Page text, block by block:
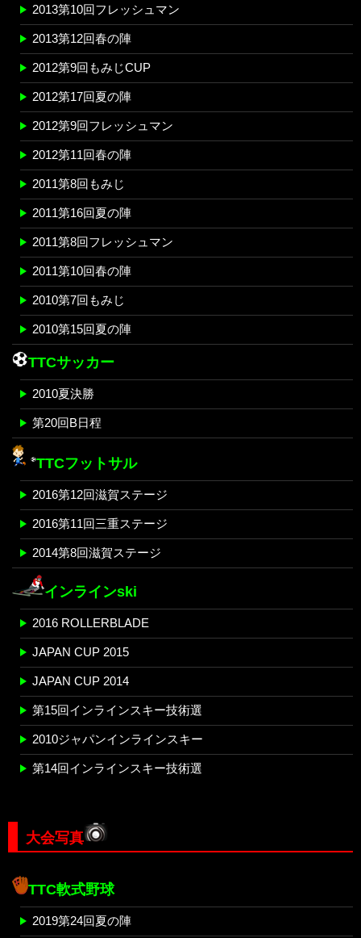
2013第10回フレッシュマン
2013第12回春の陣
2012第9回もみじCUP
2012第17回夏の陣
2012第9回フレッシュマン
2012第11回春の陣
2011第8回もみじ
2011第16回夏の陣
2011第8回フレッシュマン
2011第10回春の陣
2010第7回もみじ
2010第15回夏の陣
TTCサッカー
2010夏決勝
第20回B日程
TTCフットサル
2016第12回滋賀ステージ
2016第11回三重ステージ
2014第8回滋賀ステージ
インラインski
2016 ROLLERBLADE
JAPAN CUP 2015
JAPAN CUP 2014
第15回インラインスキー技術選
2010ジャパンインラインスキー
第14回インラインスキー技術選
大会写真
TTC軟式野球
2019第24回夏の陣